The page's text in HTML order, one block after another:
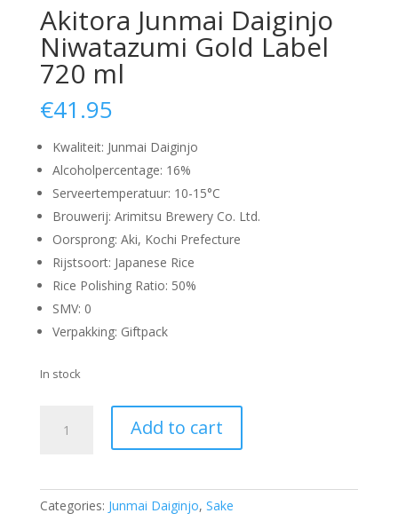
Akitora Junmai Daiginjo
Niwatazumi Gold Label
720 ml
€41.95
Kwaliteit: Junmai Daiginjo
Alcoholpercentage: 16%
Serveertemperatuur: 10-15°C
Brouwerij: Arimitsu Brewery Co. Ltd.
Oorsprong: Aki, Kochi Prefecture
Rijstsoort: Japanese Rice
Rice Polishing Ratio: 50%
SMV: 0
Verpakking: Giftpack
In stock
Junmai
Label
Add to cart
Categories: Junmai Daiginjo, Sake